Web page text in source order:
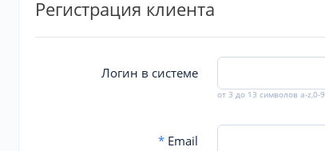
Регистрация клиента
Логин в системе
от 3 до 13 символов a-z,0-9
*Email